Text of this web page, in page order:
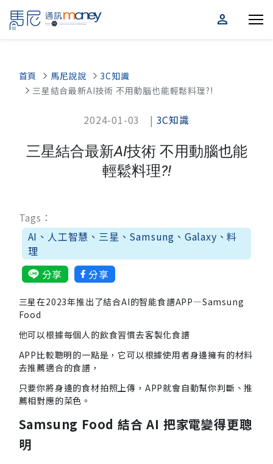
person
首頁 馬尼說說
3C知識
三星結合最新AI技術 不用動腦也能輕鬆料理?!
2024-01-03 | 3C知識
三星結合最新AI技術 不用動腦也能
輕鬆料理?!
Tags：
AI、人工智慧、三星、Samsung、Galaxy、料
理
分享
分享
三星在2023年推出了結合AI的智能食譜APP—Samsung
Food
他可以根據每個人的飲食習慣去客製化食譜
APP比較聰明的一點是，它可以根據使用者身邊擁有的材料
去推薦適合的食譜，
只要你將身邊的食材拍照上傳，APP就會自動幫你判斷、推
薦相對應的菜色。
Samsung Food 結合 AI 把家電變得更聰
明